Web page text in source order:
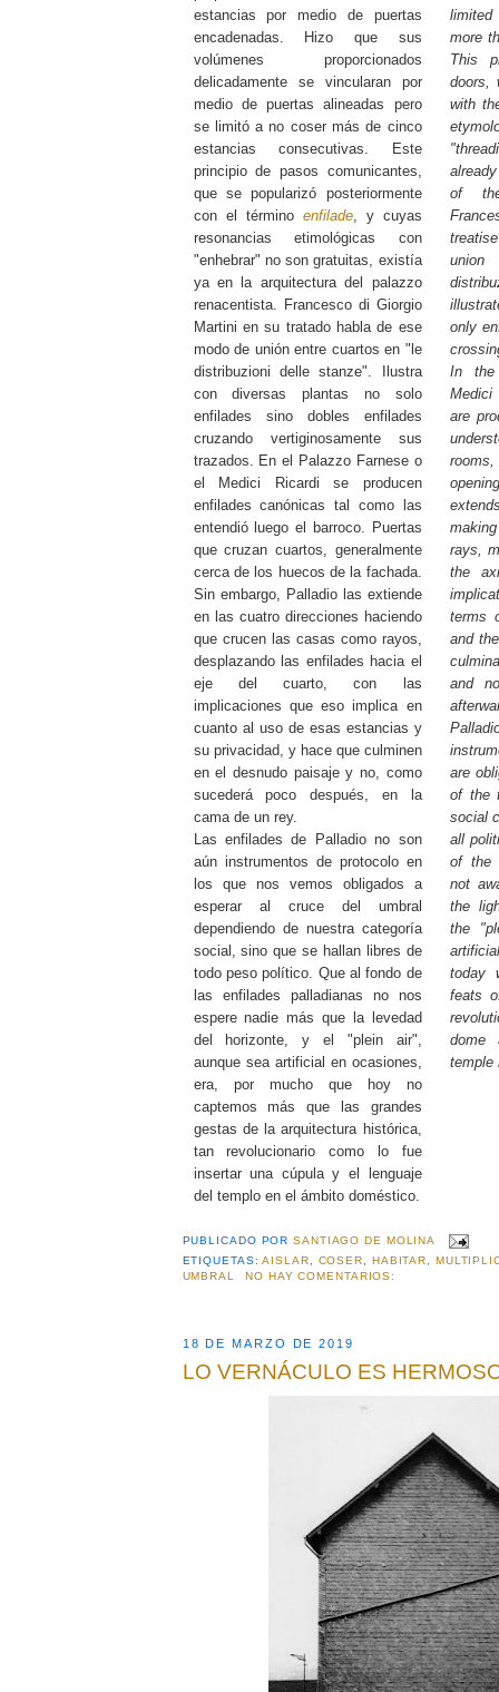
estancias por medio de puertas
encadenadas. Hizo que sus
volúmenes proporcionados
delicadamente se vincularan por
medio de puertas alineadas pero
se limitó a no coser más de cinco
estancias consecutivas. Este
principio de pasos comunicantes,
que se popularizó posteriormente
con el término enfilade, y cuyas
resonancias etimológicas con
"enhebrar" no son gratuitas, existía
ya en la arquitectura del palazzo
renacentista. Francesco di Giorgio
Martini en su tratado habla de ese
modo de unión entre cuartos en "le
distribuzioni delle stanze". Ilustra
con diversas plantas no solo
enfilades sino dobles enfilades
cruzando vertiginosamente sus
trazados. En el Palazzo Farnese o
el Medici Ricardi se producen
enfilades canónicas tal como las
entendió luego el barroco. Puertas
que cruzan cuartos, generalmente
cerca de los huecos de la fachada.
Sin embargo, Palladio las extiende
en las cuatro direcciones haciendo
que crucen las casas como rayos,
desplazando las enfilades hacia el
eje del cuarto, con las
implicaciones que eso implica en
cuanto al uso de esas estancias y
su privacidad, y hace que culminen
en el desnudo paisaje y no, como
sucederá poco después, en la
cama de un rey.
Las enfilades de Palladio no son
aún instrumentos de protocolo en
los que nos vemos obligados a
esperar al cruce del umbral
dependiendo de nuestra categoría
social, sino que se hallan libres de
todo peso político. Que al fondo de
las enfilades palladianas no nos
espere nadie más que la levedad
del horizonte, y el "plein air",
aunque sea artificial en ocasiones,
era, por mucho que hoy no
captemos más que las grandes
gestas de la arquitectura histórica,
tan revolucionario como lo fue
insertar una cúpula y el lenguaje
del templo en el ámbito doméstico.
more
This
doors,
with
of
only
In the
Medici
are
rays,
the
terms
and
and
are
of the
social
all
of the
not
the
the
today
feats
dome
temple
PUBLICADO PORSANTIAGO DE MOLINA
ETIQUETAS:AISLAR COSER HABITAR
UMBRAL
NO HAY COMENTARIOS:
18 DE MARZO DE 2019
LO VERNÁCULO ES